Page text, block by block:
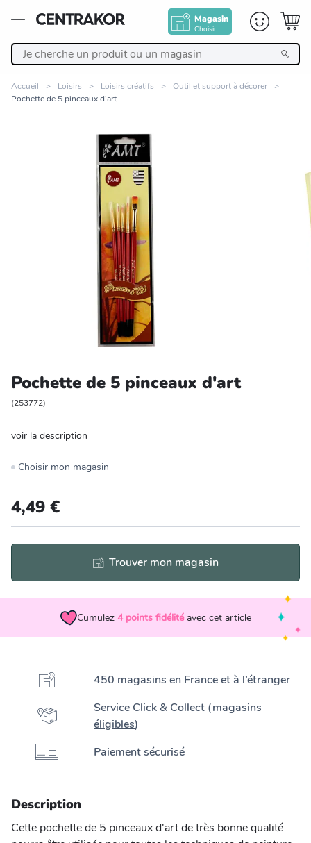
Magasin
Choisir
Décoration
Linge de maison
Cuisine et art de la table
Salle de bain et beauté
Entretien et rangement
Animalerie
Bricolage et auto
Jardin et plein air
Accueil Loisirs Loisirs créatifs
Outil et support à décorer
Pochette de 5 pinceaux d'art
Pochette de 5 pinceaux d'art
(253772)
voir la description
Choisir mon magasin
4,49 €
Trouver mon magasin
Cumulez 4 points fidélité avec cet article
450 magasins en France et à l’étranger
Service Click & Collect (magasins
éligibles)
Paiement sécurisé
Description
Cette pochette de 5 pinceaux d'art de très bonne qualité